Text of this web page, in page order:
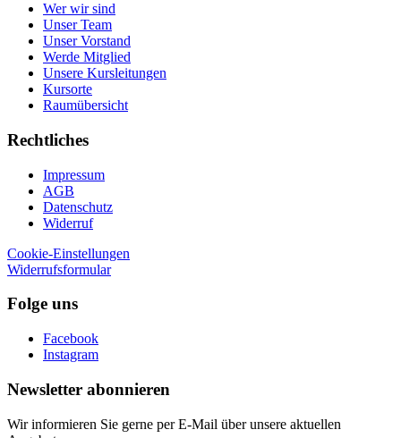
Wer wir sind
Unser Team
Unser Vorstand
Werde Mitglied
Unsere Kursleitungen
Kursorte
Raumübersicht
Rechtliches
Impressum
AGB
Datenschutz
Widerruf
Cookie-Einstellungen
Widerrufsformular
Folge uns
Facebook
Instagram
Newsletter abonnieren
Wir informieren Sie gerne per E-Mail über unsere aktuellen